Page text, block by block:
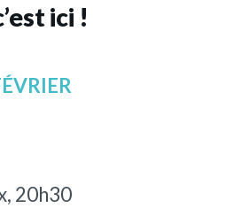
ici !
20h30